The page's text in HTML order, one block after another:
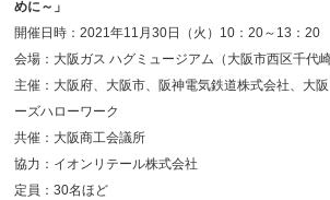
めに～」
開催日時：2021年11月30日（火）10：20～13：20
会場：大阪ガス ハグミュージアム（大阪市西区千代
主催：大阪府、大阪市、阪神電気鉄道株式会社、大
ーズハローワーク
共催：大阪商工会議所
協力：イオンリテール株式会社
定員：30名ほど